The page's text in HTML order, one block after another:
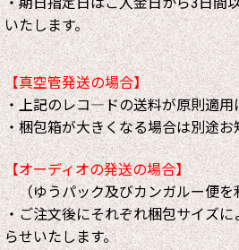
・期日指定日はご入金日から3日間
いたします。
【真空管発送の場合】
・上記のレコ―ドの送料が原則適用
・梱包箱が大きくなる場合は別途お
【オーディオの発送の場合】
（ゆうパック及びカンガルー便を
・ご注文後にそれぞれ梱包サイズ
らせいたします。